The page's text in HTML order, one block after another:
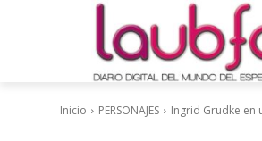
Inicio PERSONAJES
Ingrid Grudke en